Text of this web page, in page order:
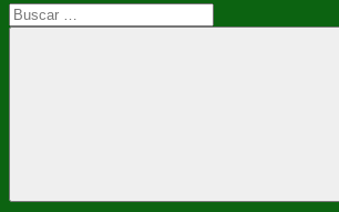
Buscar:
Buscar